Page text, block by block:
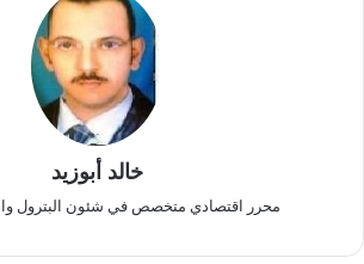
خالد أبوزيد
محرر اقتصادي متخصص في شئون البترول